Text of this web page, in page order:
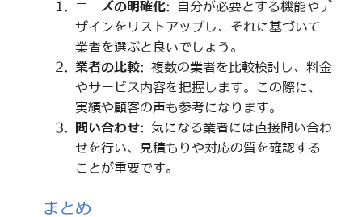
ニーズの明確化: 自分が必要とする機能やデ
ザインをリストアップし、それに基づいて
業者を選ぶと良いでしょう。
業者の比較: 複数の業者を比較検討し、料金
やサービス内容を把握します。この際に、
実績や顧客の声も参考になります。
問い合わせ: 気になる業者には直接問い合わ
せを行い、見積もりや対応の質を確認する
ことが重要です。
まとめ